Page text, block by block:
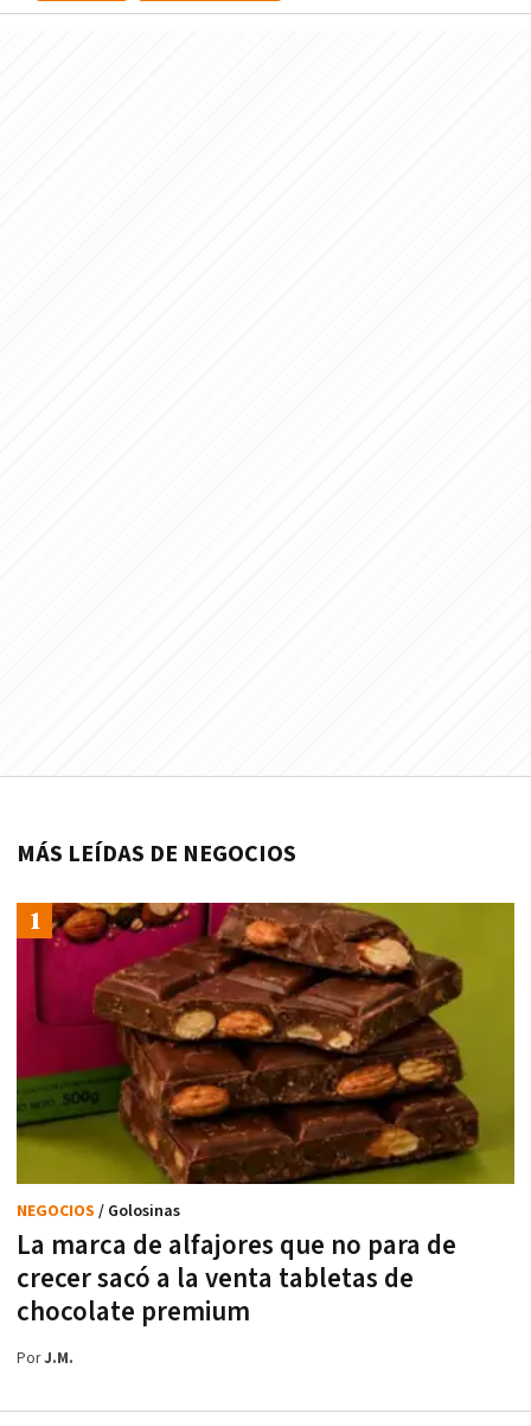
MÁS LEÍDAS DE NEGOCIOS
La marca de alfajores que no para de
crecer sacó a la venta tabletas de
chocolate premium
NEGOCIOS / Golosinas
PorJ.M.